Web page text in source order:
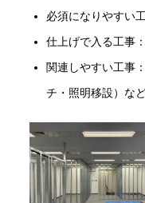
必須になりやすい
仕上げで入る工事
関連しやすい工事
チ・照明移設）な